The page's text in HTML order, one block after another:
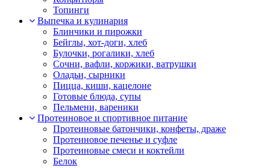
Топинги
Выпечка и кулинария
Блинчики и пирожки
Бейглы, хот-доги, хлеб
Булочки, рогалики, хлеб
Сочни, вафли, коржики, ватрушки
Оладьи, сырники
Пицца, киши, кацелоне
Готовые блюда, супы
Пельмени, вареники
Протеиновое и спортивное питание
Протеиновые батончики, конфеты, драже
Протеиновое печенье и суфле
Протеиновые смеси и коктейли
Белок